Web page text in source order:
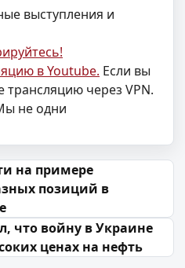
выступления и
в Youtube. Если вы
через VPN.
не одни
на примере
позиций в
что войну в Украине
ценах на нефть